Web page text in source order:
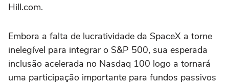
Hill.com.
Embora a falta de lucratividade da SpaceX a torne
inelegível para integrar o S&P 500, sua esperada
inclusão acelerada no Nasdaq 100 logo a tornará
uma participação importante para fundos passivos